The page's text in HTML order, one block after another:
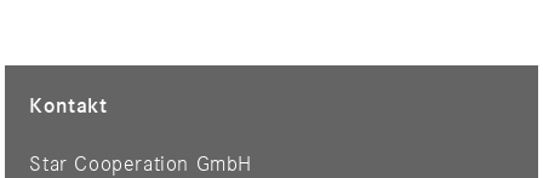
Kontakt
Star Cooperation GmbH